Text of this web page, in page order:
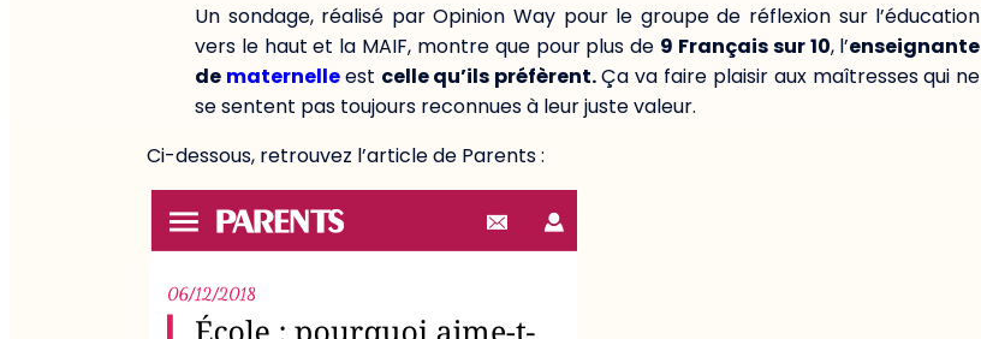
Un sondage, réalisé par Opinion Way pour le groupe de réflexion sur l’éducation
vers le haut et la MAIF, montre que pour plus de 9 Français sur 10, l’enseignante
de maternelleest celle qu’ils préfèrent.Ça va faire plaisir aux maîtresses qui ne
se sentent pas toujours reconnues à leur juste valeur.
Ci-dessous, retrouvez l’article de Parents :